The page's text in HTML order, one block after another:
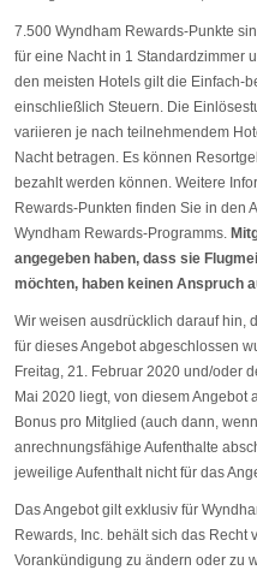
7.500 Wyndham Rewards-Punkte
für eine Nacht in 1 Standardzimmer
den meisten Hotels gilt die Einfach-
einschließlich Steuern. Die
variieren je nach teilnehmendem
Nacht betragen. Es können
bezahlt werden können. Weitere
Rewards-Punkten finden Sie in den
Wyndham Rewards-Programms.
angegeben haben, dass sie
möchten, haben keinen Anspruch
Wir weisen ausdrücklich darauf hin,
für dieses Angebot abgeschlossen
Freitag, 21. Februar 2020 und/oder
Mai 2020 liegt, von diesem
Bonus pro Mitglied (auch dann,
anrechnungsfähige Aufenthalte
jeweilige Aufenthalt nicht für das
Das Angebot gilt exklusiv für
Rewards, Inc. behält sich das Recht
Vorankündigung zu ändern oder zu